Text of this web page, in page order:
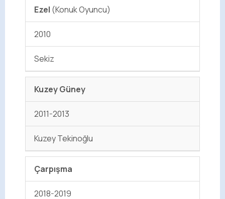
Ezel (Konuk Oyuncu)
2010
Sekiz
Kuzey Güney
2011-2013
Kuzey Tekinoğlu
Çarpışma
2018-2019